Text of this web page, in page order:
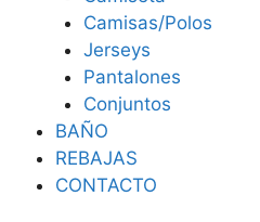
Camisas/Polos
Jerseys
Pantalones
Conjuntos
BAÑO
REBAJAS
CONTACTO